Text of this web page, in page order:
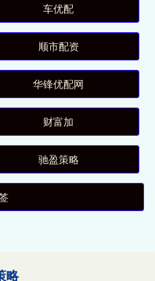
车优配
顺市配资
华锋优配网
财富加
驰盈策略
略